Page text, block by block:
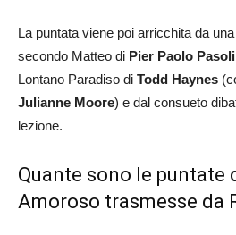
La puntata viene poi arricchita da
secondo Matteo di Pier Paolo
Lontano Paradiso di Todd Haynes
Julianne Moore) e dal consueto
lezione.
Quante sono le puntate
Amoroso trasmesse da